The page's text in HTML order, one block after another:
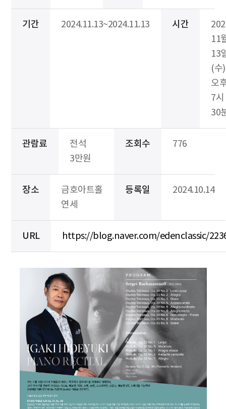
기간 2024.11.13~2024.11.13 시간
11
13
(수)
오
7시
30
관람료
전석
3만원
조회수 776
장소
금호아트홀
연세
등록일 2024.10.14
URL https://blog.naver.com/edenclassic/